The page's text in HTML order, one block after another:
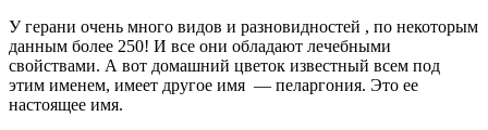
У герани очень много видов и разновидностей , по некоторым
данным более 250! И все они обладают лечебными
свойствами. А вот домашний цветок известный всем под
этим именем, имеет другое имя — пеларгония. Это ее
настоящее имя.